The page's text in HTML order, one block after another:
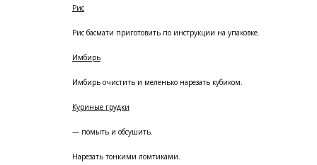
Рис
Рис басмати приготовить по инструкции на упаковке.
Имбирь
Имбирь очистить и меленько нарезать кубиком.
Куриные грудки
— помыть и обсушить.
Нарезать тонкими ломтиками.